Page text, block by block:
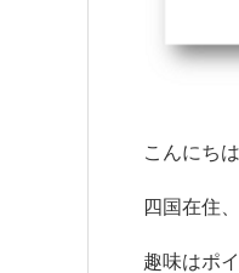
こんにち
四国在住
趣味はポ